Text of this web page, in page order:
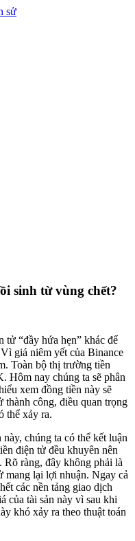
sử
sinh từ vùng chết?
tử “đầy hứa hẹn” khác để
giá niêm yết của Binance
Toàn bộ thị trường tiền
Hôm nay chúng ta sẽ phân
xem đồng tiền này sẽ
thành công, điều quan trọng
thể xảy ra.
chúng ta có thể kết luận
điện tử đều khuyên nên
Rõ ràng, đây không phải là
mang lại lợi nhuận. Ngay cả
các nền tảng giao dịch
của tài sản này vì sau khi
khó xảy ra theo thuật toán